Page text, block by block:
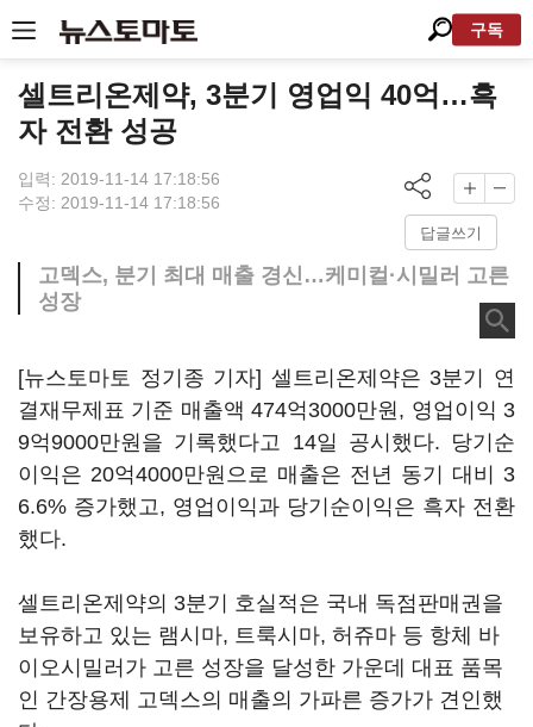
구독
셀트리온제약, 3분기 영업익 40억…흑
자 전환 성공
입력: 2019-11-14 17:18:56
수정: 2019-11-14 17:18:56
답글쓰기
고덱스, 분기 최대 매출 경신…케미컬·시밀러 고른
성장
[뉴스토마토 정기종 기자] 셀트리온제약은 3분기 연
결재무제표 기준 매출액 474억3000만원, 영업이익 3
9억9000만원을 기록했다고 14일 공시했다. 당기순
이익은 20억4000만원으로 매출은 전년 동기 대비 3
6.6% 증가했고, 영업이익과 당기순이익은 흑자 전환
했다.
셀트리온제약의 3분기 호실적은 국내 독점판매권을
보유하고 있는 램시마, 트룩시마, 허쥬마 등 항체 바
이오시밀러가 고른 성장을 달성한 가운데 대표 품목
인 간장용제 고덱스의 매출의 가파른 증가가 견인했